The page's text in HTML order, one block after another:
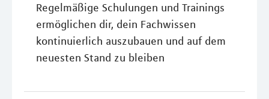
Regelmäßige Schulungen und Trainings
ermöglichen dir, dein Fachwissen
kontinuierlich auszubauen und auf dem
neuesten Stand zu bleiben